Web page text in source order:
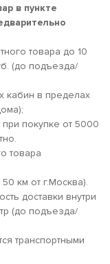
в пункте
товара до 10
(до подъезда/
кабин в пределах
покупке от 5000
товара
км от г.Москва).
доставки внутри
(до подъезда/
транспортными